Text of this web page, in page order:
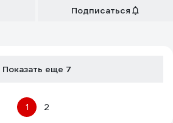
Подписаться
Показать еще 7
1 2